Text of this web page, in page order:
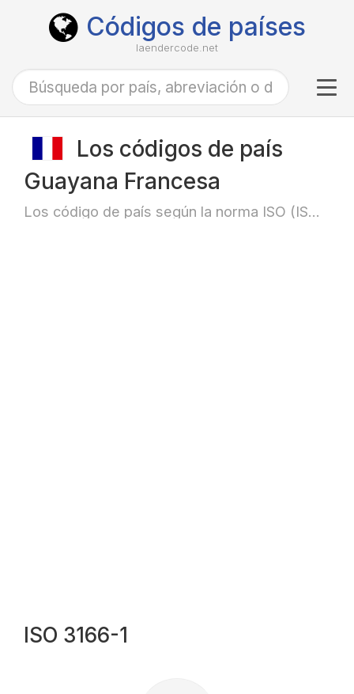
Códigos de países
laendercode.net
Los códigos de país
Guayana Francesa
Los código de país según la norma ISO (ISO-3166)
ISO 3166-1